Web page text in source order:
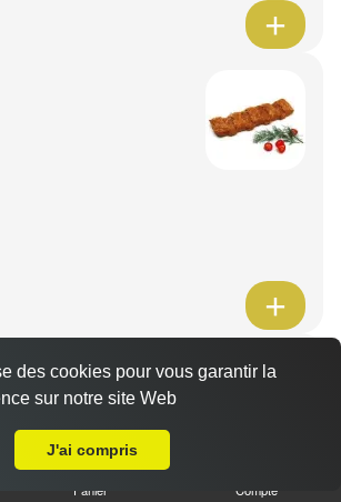
Panier Compte
des cookies pour vous garantir la
sur notre site Web
J'ai compris